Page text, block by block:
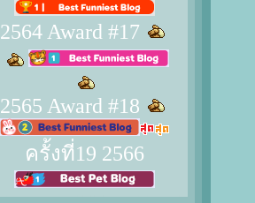
2564 Award #17
2565 Award #18
ครั้งที่19 2566